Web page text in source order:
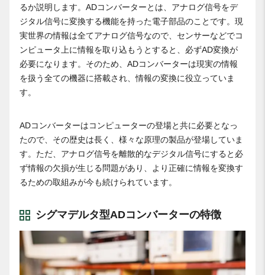
るか説明します。ADコンバーターとは、アナログ信号をデ
ジタル信号に変換する機能を持った電子部品のことです。現
実世界の情報は全てアナログ信号なので、センサーなどでコ
ンピュータ上に情報を取り込もうとすると、必ずAD変換が
必要になります。そのため、ADコンバーターは現実の情報
を扱う全ての機器に搭載され、情報の変換に役立っていま
す。
ADコンバーターはコンピューターの登場と共に必要となっ
たので、その歴史は長く、様々な原理の製品が登場していま
す。ただ、アナログ信号を離散的なデジタル信号にすると必
ず情報の欠損が生じる問題があり、より正確に情報を変換す
るための取組みが今も続けられています。
シグマデルタ型ADコンバーターの特徴